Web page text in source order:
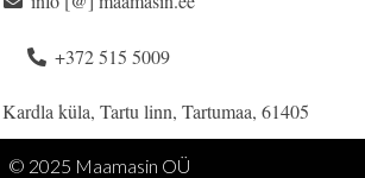
+372 515 5009
Kardla küla, Tartu linn, Tartumaa, 61405
© 2025 Maamasin OÜ